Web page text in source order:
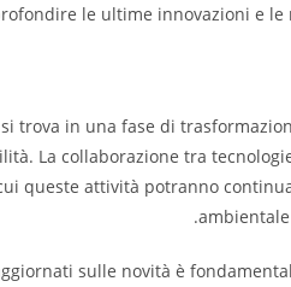
le ultime innovazioni e
trova in una fase di
La collaborazione tra
queste attività potranno
sulle novità è